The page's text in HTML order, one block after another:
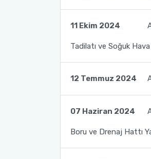
11 Ekim 2024
Tadilatı ve Soğuk
12 Temmuz 2024
07 Haziran 2024
Boru ve Drenaj Hattı